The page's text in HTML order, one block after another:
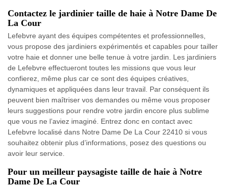
Contactez le jardinier taille de haie à Notre Dame De
La Cour
Lefebvre ayant des équipes compétentes et professionnelles,
vous propose des jardiniers expérimentés et capables pour tailler
votre haie et donner une belle tenue à votre jardin. Les jardiniers
de Lefebvre effectueront toutes les missions que vous leur
confierez, même plus car ce sont des équipes créatives,
dynamiques et appliquées dans leur travail. Par conséquent ils
peuvent bien maîtriser vos demandes ou même vous proposer
leurs suggestions pour rendre votre jardin encore plus sublime
que vous ne l’aviez imaginé. Entrez donc en contact avec
Lefebvre localisé dans Notre Dame De La Cour 22410 si vous
souhaitez obtenir plus d’informations, posez des questions ou
avoir leur service.
Pour un meilleur paysagiste taille de haie à Notre
Dame De La Cour